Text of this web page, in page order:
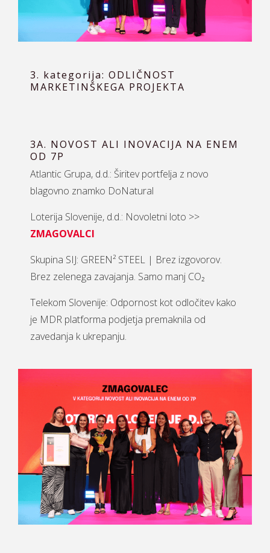
3. kategorija: ODLIČNOST
MARKETINŠKEGA PROJEKTA
3A. NOVOST ALI INOVACIJA NA ENEM
OD 7P
Atlantic Grupa, d.d.: Širitev portfelja z novo
blagovno znamko DoNatural
Loterija Slovenije, d.d.: Novoletni loto >>
ZMAGOVALCI
Skupina SIJ: GREEN² STEEL | Brez izgovorov.
Brez zelenega zavajanja. Samo manj CO₂
Telekom Slovenije: Odpornost kot odločitev kako
je MDR platforma podjetja premaknila od
zavedanja k ukrepanju.